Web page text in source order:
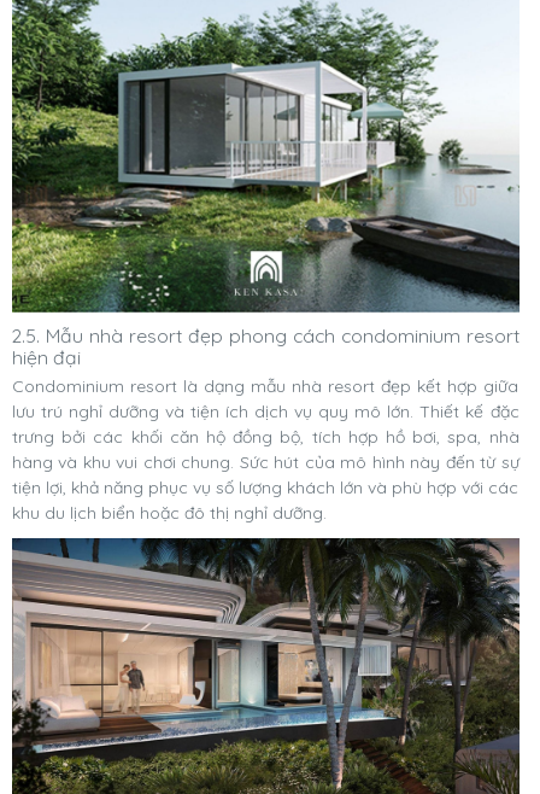
2.5. Mẫu nhà resort đẹp phong cách condominium resort
hiện đại
Condominium resort là dạng mẫu nhà resort đẹp kết hợp giữa
lưu trú nghỉ dưỡng và tiện ích dịch vụ quy mô lớn. Thiết kế đặc
trưng bởi các khối căn hộ đồng bộ, tích hợp hồ bơi, spa, nhà
hàng và khu vui chơi chung. Sức hút của mô hình này đến từ sự
tiện lợi, khả năng phục vụ số lượng khách lớn và phù hợp với các
khu du lịch biển hoặc đô thị nghỉ dưỡng.